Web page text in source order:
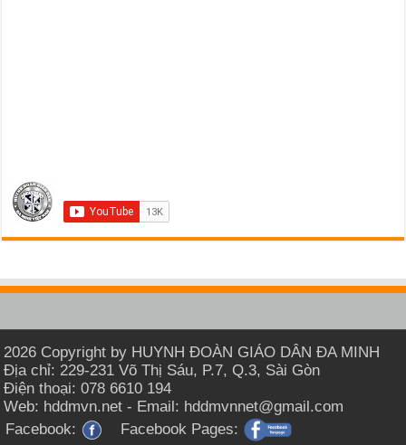
2026 Copyright by HUYNH ĐOÀN GIÁO DÂN ĐA MINH
Địa chỉ: 229-231 Võ Thị Sáu, P.7, Q.3, Sài Gòn
Điện thoại: 078 6610 194
Web: hddmvn.net - Email: hddmvnnet@gmail.com
Facebook:
Facebook Pages: